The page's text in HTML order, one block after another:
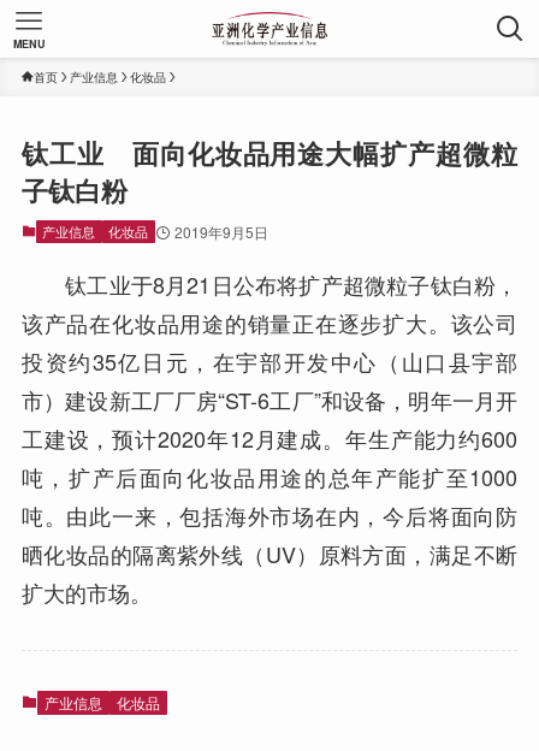
MENU
首页 产业信息 化妆品
钛工业 面向化妆品用途大幅扩产超微粒
子钛白粉
产业信息 化妆品 2019年9月5日
钛工业于8月21日公布将扩产超微粒子钛白粉，
该产品在化妆品用途的销量正在逐步扩大。该公司
投资约35亿日元，在宇部开发中心（山口县宇部
市）建设新工厂厂房“ST-6工厂”和设备，明年一月开
工建设，预计2020年12月建成。年生产能力约600
吨，扩产后面向化妆品用途的总年产能扩至1000
吨。由此一来，包括海外市场在内，今后将面向防
晒化妆品的隔离紫外线（UV）原料方面，满足不断
扩大的市场。
产业信息 化妆品